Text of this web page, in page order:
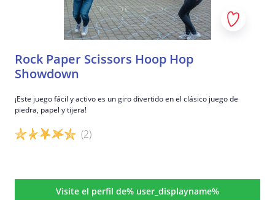
Rock Paper Scissors Hoop Hop
Showdown
¡Este juego fácil y activo es un giro divertido en el clásico juego de
piedra, papel y tijera!
(2)
Visite el perfil de% user_displayname%